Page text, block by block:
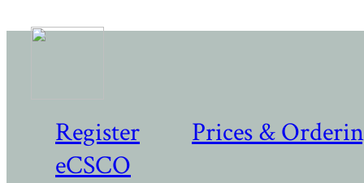
Register
Prices &
eCSCO